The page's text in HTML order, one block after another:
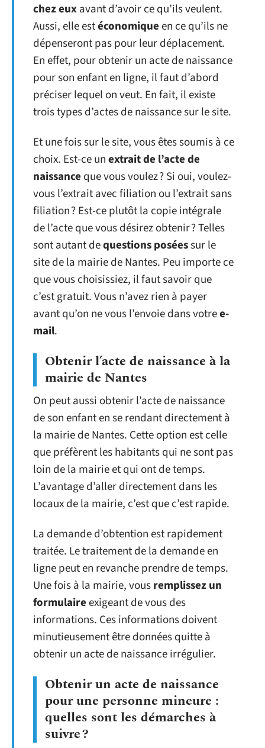
chez euxavant d’avoir ce qu’ils veulent.
Aussi, elle estéconomiqueen ce qu’ils ne
dépenseront pas pour leur déplacement.
En effet, pour obtenir un acte de naissance
pour son enfant en ligne, il faut d’abord
préciser lequel on veut. En fait, il existe
trois types d’actes de naissance sur le site.
Et une fois sur le site, vous êtes soumis à ce
choix. Est-ce unextrait de l’acte de
naissance que vous voulez ? Si oui, voulez-
vous l’extrait avec filiation ou l’extrait sans
filiation ? Est-ce plutôt la copie intégrale
de l’acte que vous désirez obtenir ? Telles
sont autant dequestions poséessur le
site de la mairie de Nantes. Peu importe ce
que vous choisissiez, il faut savoir que
c’est gratuit. Vous n’avez rien à payer
avant qu’on ne vous l’envoie dans votree-
mail.
Obtenir l’acte de naissance à la
mairie de Nantes
On peut aussi obtenir l’acte de naissance
de son enfant en se rendant directement à
la mairie de Nantes. Cette option est celle
que préfèrent les habitants qui ne sont pas
loin de la mairie et qui ont de temps.
L’avantage d’aller directement dans les
locaux de la mairie, c’est que c’est rapide.
La demande d’obtention est rapidement
traitée. Le traitement de la demande en
ligne peut en revanche prendre de temps.
Une fois à la mairie, vousremplissez un
formulaireexigeant de vous des
informations. Ces informations doivent
minutieusement être données quitte à
obtenir un acte de naissance irrégulier.
Obtenir un acte de naissance
pour une personne mineure :
quelles sont les démarches à
suivre ?